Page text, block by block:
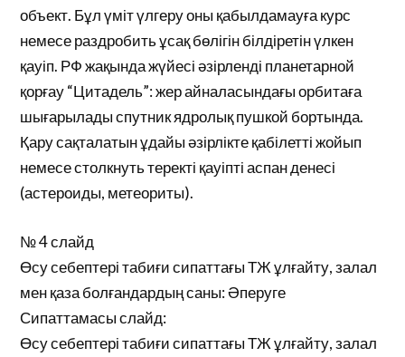
объект. Бұл үміт үлгеру оны қабылдамауға курс
немесе раздробить ұсақ бөлігін білдіретін үлкен
қауіп. РФ жақында жүйесі әзірленді планетарной
қорғау “Цитадель”: жер айналасындағы орбитаға
шығарылады спутник ядролық пушкой бортында.
Қару сақталатын ұдайы әзірлікте қабілетті жойып
немесе столкнуть теректі қауіпті аспан денесі
(астероиды, метеориты).
№ 4 слайд
Өсу себептері табиғи сипаттағы ТЖ ұлғайту, залал
мен қаза болғандардың саны: Әперуге
Сипаттамасы слайд:
Өсу себептері табиғи сипаттағы ТЖ ұлғайту, залал